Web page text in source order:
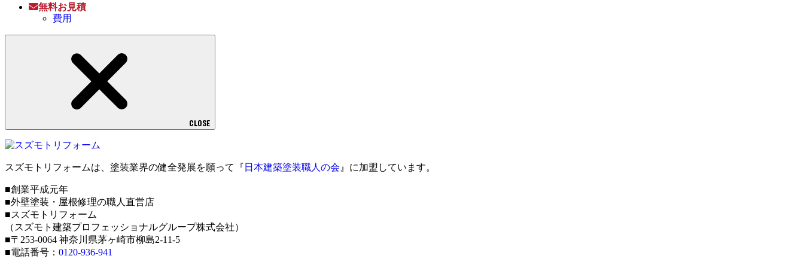
無料お見積
費用
CLOSE
スズモトリフォームは、塗装業界の健全発展を願って『 日本建築塗装職人の会 』に加盟しています。
■創業平成元年
■外壁塗装・屋根修理の職人直営店
■スズモトリフォーム
（スズモト建築プロフェッショナルグループ株式会社）
■〒253-0064 神奈川県茅ヶ崎市柳島2-11-5
■電話番号： 0120-936-941